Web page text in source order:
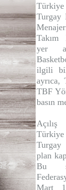
Türkiye
Turgay
Takım
yer
ilgili
ayrıca,
TBF
basın
Türkiye
plan
Bu
Mart